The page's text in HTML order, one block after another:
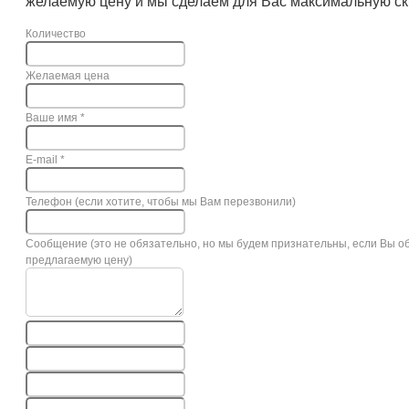
Количество
Желаемая цена
Ваше имя *
E-mail *
Телефон (если хотите, чтобы мы Вам перезвонили)
Сообщение (это не обязательно, но мы будем признательны, если Вы
предлагаемую цену)